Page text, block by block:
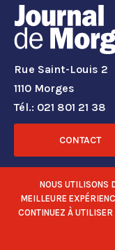
Rue Saint-Louis 2
1110 Morges
Tél.: 021 801 21 38
CONTACT
RÉSEAUX
NOUS UTILISONS
MEILLEURE
CONTINUEZ À UTILISER